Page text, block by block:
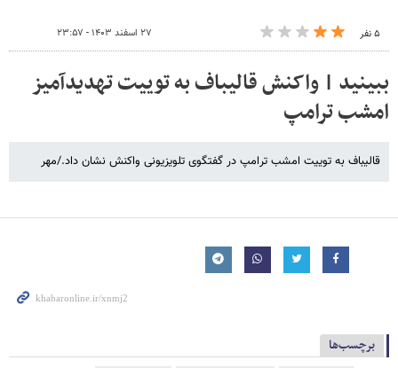
۵ نفر ۲۷ اسفند ۱۴۰۳ - ۲۳:۵۷
ببینید | واکنش قالیباف به توییت تهدیدآمیز
امشب ترامپ
قالیباف به توییت امشب ترامپ در گفتگوی تلویزیونی واکنش نشان داد./مهر
برچسب‌ها